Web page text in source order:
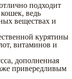
подходит
ведь
веществах и
курятины
витаминов и
дополненная
привередливым